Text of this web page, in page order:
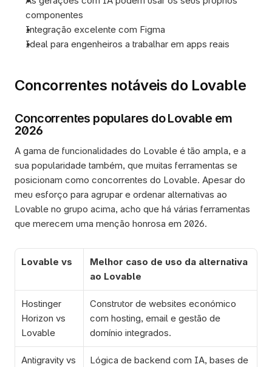
componentes
Integração excelente com Figma
Ideal para engenheiros a trabalhar em apps reais
Concorrentes notáveis do Lovable
Concorrentes populares do Lovable em
2026
A gama de funcionalidades do Lovable é tão ampla, e a
sua popularidade também, que muitas ferramentas se
posicionam como concorrentes do Lovable. Apesar do
meu esforço para agrupar e ordenar alternativas ao
Lovable no grupo acima, acho que há várias ferramentas
que merecem uma menção honrosa em 2026.
Lovable vs
Melhor caso de uso da alternativa
ao Lovable
Hostinger
Horizon vs
Lovable
Construtor de websites económico
com hosting, email e gestão de
domínio integrados.
Antigravity vs
Lógica de backend com IA, bases de